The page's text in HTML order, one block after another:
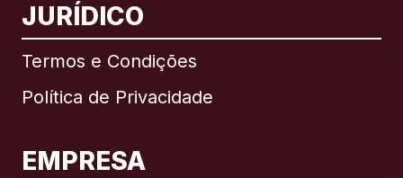
JURÍDICO
Termos e Condições
Política de Privacidade
EMPRESA